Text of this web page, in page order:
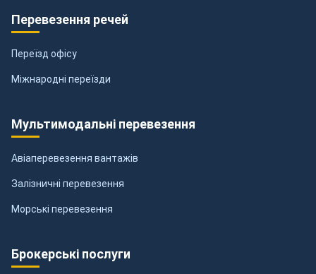
Перевезення речей
Переїзд офісу
Міжнародні переїзди
Мультимодальні перевезення
Авіаперевезення вантажів
Залізничні перевезення
Морські перевезення
Брокерські послуги